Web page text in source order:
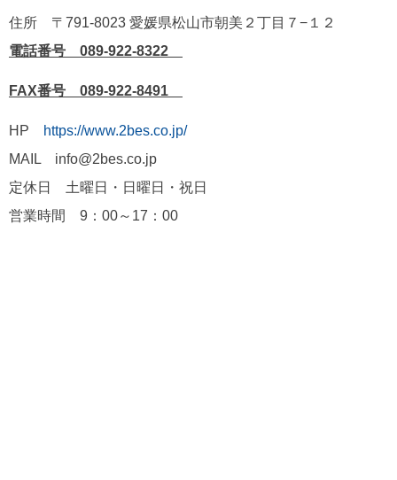
住所 〒791-8023 愛媛県松山市朝美２丁目７−１２
電話番号 089-922-8322
FAX番号 089-922-8491
HP
https://www.2bes.co.jp/
MAIL info@2bes.co.jp
定休日 土曜日・日曜日・祝日
営業時間 9：00～17：00